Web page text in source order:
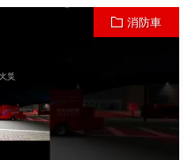
消防車